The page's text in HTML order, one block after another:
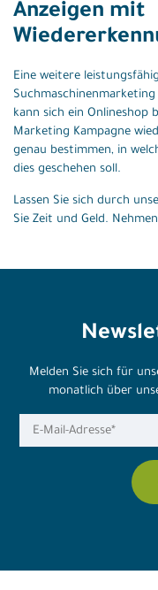
Anzeigen mit
Eine weitere
kann sich ein Onlineshop
Marketing Kampagne
genau bestimmen, in
dies geschehen soll.
Lassen Sie sich durch
Sie Zeit und Geld.
Melden Sie sich für
monatlich über